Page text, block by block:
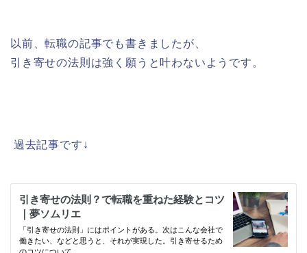
以前、転職の記事でも書きましたが、
引き寄せの法則は強く願うと叶わないようです。
過去記事です↓